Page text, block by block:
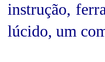
instrução,
lúcido, um